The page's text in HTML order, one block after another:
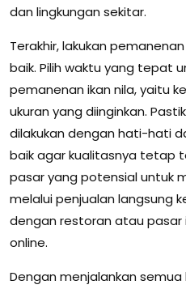
dan lingkungan sekitar.
Terakhir, lakukan
baik. Pilih waktu yang tepat
pemanenan ikan nila, yaitu
ukuran yang diinginkan.
dilakukan dengan hati-hati
baik agar kualitasnya tetap
pasar yang potensial untuk
melalui penjualan langsung
dengan restoran atau
online.
Dengan menjalankan